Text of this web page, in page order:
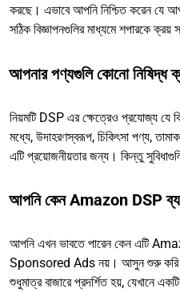
করছে। এভাবে আপনি নিশ্চিত করেন যে
সঠিক বিজ্ঞাপনগুলির মাধ্যমে শপারকে
আপনার পণ্যগুলি কোনো নিষিদ্ধ
নিয়মটি DSP এর ক্ষেত্রেও প্রযোজ্য যে
মধ্যে, উদাহরণস্বরূপ, চিকিৎসা পণ্য,
এটি প্রয়োজনীয়তার জন্য। কিন্তু
আপনি কেন Amazon DSP
আপনি এখন ভাবতে পারেন কেন এটি
Sponsored Ads নয়। আসুন শুরু করি
শুধুমাত্র বাজারে প্রদর্শিত হয়, যেখানে